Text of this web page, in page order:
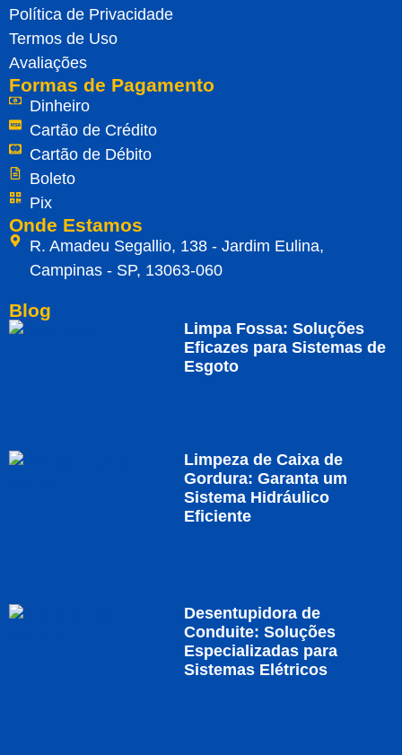
Política de Privacidade
Termos de Uso
Avaliações
Formas de Pagamento
Dinheiro
Cartão de Crédito
Cartão de Débito
Boleto
Pix
Onde Estamos
R. Amadeu Segallio, 138 - Jardim Eulina,
Campinas - SP, 13063-060
Blog
Limpa Fossa: Soluções
Eficazes para Sistemas de
Esgoto
Limpeza de Caixa de
Gordura: Garanta um
Sistema Hidráulico
Eficiente
Desentupidora de
Conduite: Soluções
Especializadas para
Sistemas Elétricos